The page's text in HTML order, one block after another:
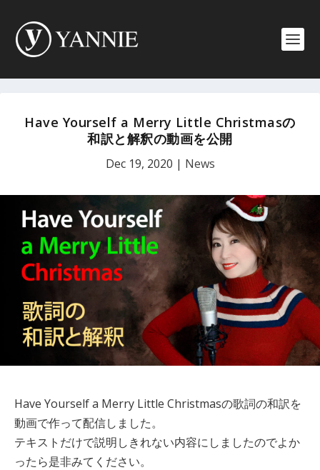
Have Yourself a Merry Little Christmasの
和訳と解釈の動画を公開
Dec 19, 2020 | News
Have Yourself a Merry Little Christmasの歌詞の和訳を
動画で作って配信しました。
テキストだけで説明しきれない内容にしましたのでよか
ったら是非みてください。